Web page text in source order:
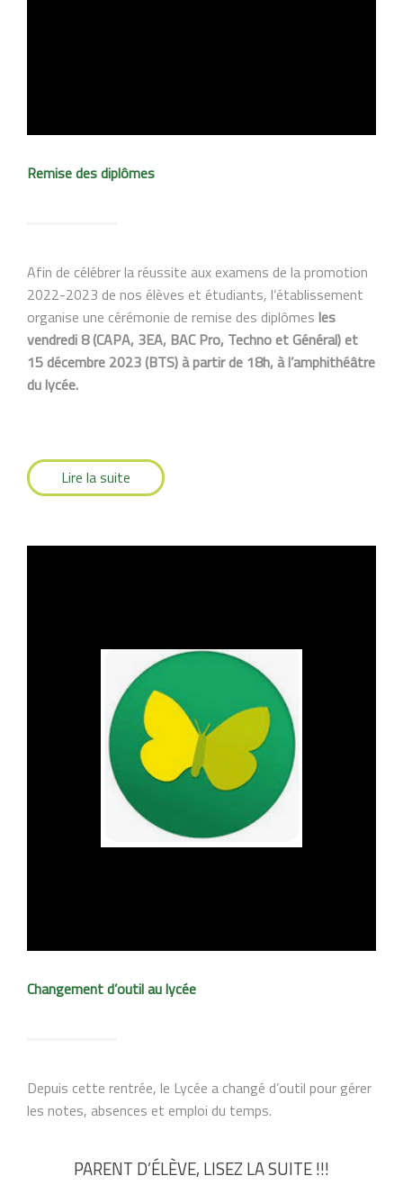
Remise des diplômes
Afin de célébrer la réussite aux examens de la promotion
2022-2023 de nos élèves et étudiants, l’établissement
organise une cérémonie de remise des diplômes les
vendredi 8 (CAPA, 3EA, BAC Pro, Techno et Général) et
15 décembre 2023 (BTS) à partir de 18h, à l’amphithéâtre
du lycée.
Lire la suite
Changement d’outil au lycée
Depuis cette rentrée, le Lycée a changé d’outil pour gérer
les notes, absences et emploi du temps.
PARENT D’ÉLÈVE, LISEZ LA SUITE !!!